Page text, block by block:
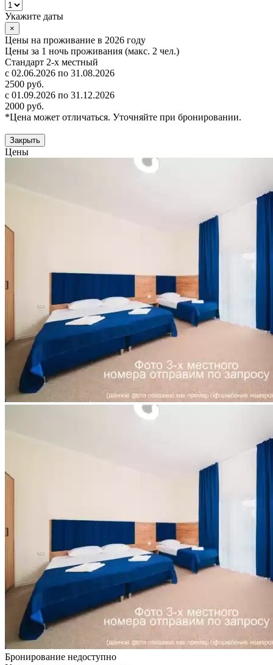
Укажите даты
×
Цены на проживание в 2026 году
Цены за 1 ночь проживания (макс. 2 чел.)
Стандарт 2-х местный
с 02.06.2026 по 31.08.2026
2500 руб.
с 01.09.2026 по 31.12.2026
2000 руб.
*Цена может отличаться. Уточняйте при бронировании.
Закрыть
Цены
Бронирование недоступно